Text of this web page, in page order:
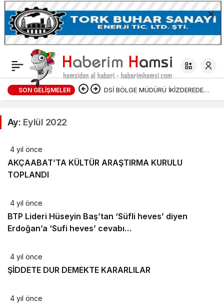
SON GELIŞMELER DSİ BÖLGE MÜDÜRÜ İKİZDEREDE
Ay: Eylül 2022
4 yıl önce
AKÇAABAT’TA KÜLTÜR ARAŞTIRMA KURULU
TOPLANDI
4 yıl önce
BTP Lideri Hüseyin Baş’tan ‘Süfli heves’ diyen
Erdoğan’a ‘Sufi heves’ cevabı…
4 yıl önce
ŞİDDETE DUR DEMEKTE KARARLILAR
4 yıl önce